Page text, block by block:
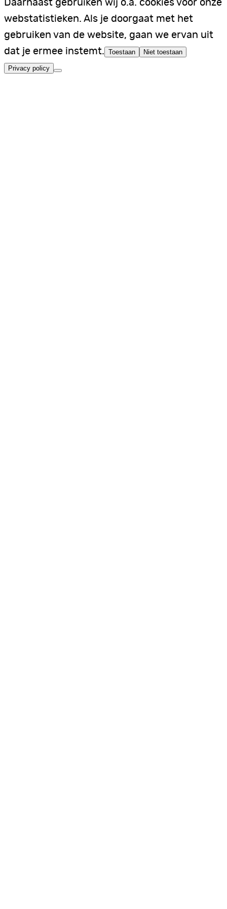
Daarnaast gebruiken wij o.a. cookies voor onze
webstatistieken. Als je doorgaat met het
gebruiken van de website, gaan we ervan uit
dat je ermee instemt. Toestaan Niet toestaan
Privacy policy